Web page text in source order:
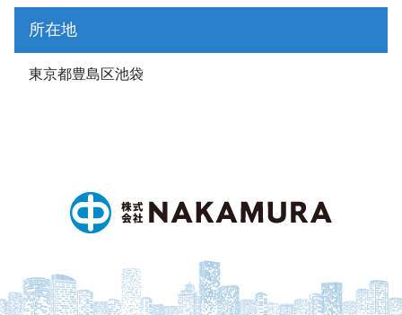
所在地
東京都豊島区池袋